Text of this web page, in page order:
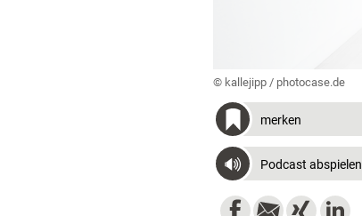
© kallejipp / photocase.de
merken
Podcast abspielen